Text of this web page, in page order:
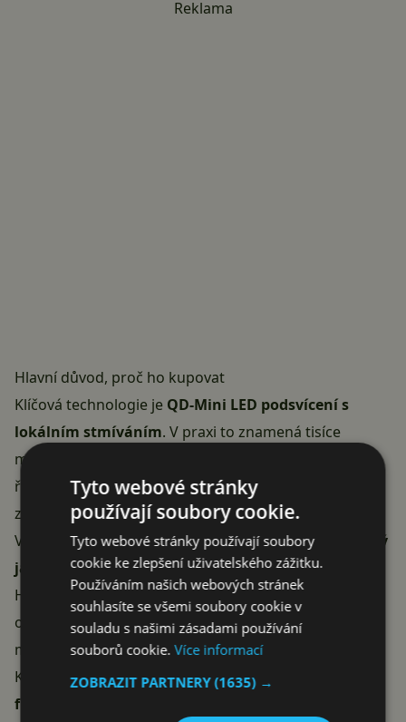
Reklama
Hlavní důvod, proč ho kupovat
Klíčová technologie je QD-Mini LED podsvícení s
lokálním stmíváním. V praxi to znamená tisíce
miniaturních LED diod rozdělených do nezávisle
řízených zón, které dokážou v tmavých scénách úplně
zhasnout, zatímco světlé části obrazu zůstávají jasné.
Výsledkem jekontrastní poměr 6 000 000:1, špičkový
jas 600 cd/m² a hluboká černá blížící se OLED
HDR obsah, který bez Mini LED nedává smysl, je to
opravdu znatelný rozdíl proti běžným herním
monitorům.
K tomu plně herní výbava –180Hz obnovovací
frekvence, 1ms odezva (GTG), AMD FreeSync
Tyto webové stránky
používají soubory cookie.
Tyto webové stránky používají soubory
cookie ke zlepšení uživatelského zážitku.
Používáním našich webových stránek
souhlasíte se všemi soubory cookie v
souladu s našimi zásadami používání
souborů cookie.Více informací
ZOBRAZIT PARTNERY(1635) →